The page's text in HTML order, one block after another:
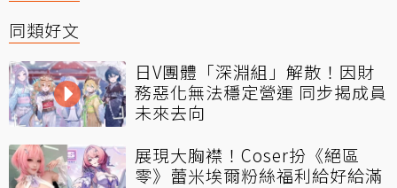
同類好文
日V團體「深淵組」解散！因財
務惡化無法穩定營運 同步揭成員
未來去向
展現大胸襟！Coser扮《絕區
零》蕾米埃爾粉絲福利給好給滿